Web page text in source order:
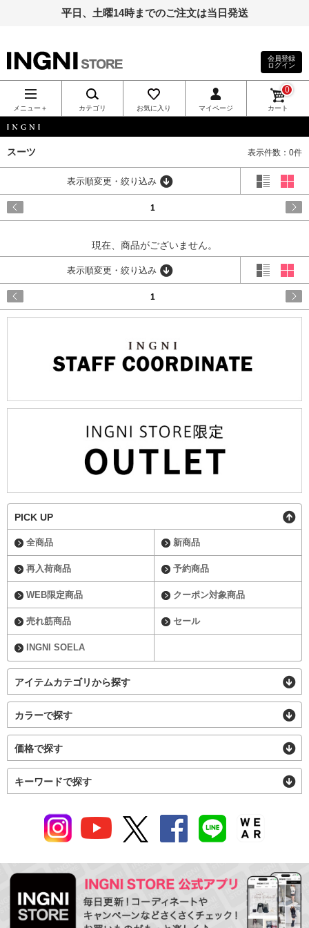
平日、土曜14時までのご注文は当日発送
INGNI（イン
グ）公式通
販｜INGNI
STORE
会員登録
ログイン
メニュー＋ カテゴリ お気に入り マイページ カート
0
スーツ 表示件数：0件
表示順変更・絞り込み
1
現在、商品がございません。
表示順変更・絞り込み
1
PICK UP
全商品 新商品
再入荷商品 予約商品
WEB限定商品 クーポン対象商品
売れ筋商品 セール
INGNI SOELA
アイテムカテゴリから探す
カラーで探す
価格で探す
キーワードで探す